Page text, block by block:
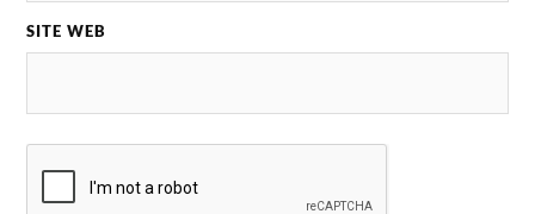
SITE WEB